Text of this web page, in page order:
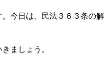
今日は、民法３６３条の解
ましょう。